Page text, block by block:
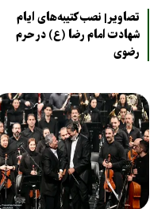
تصاویر| نصب کتیبه‌های ایام
شهادت امام رضا (ع) در حرم
رضوی